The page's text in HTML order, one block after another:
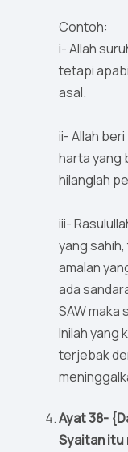
Contoh:
i- Allah
tetapi
asal.
ii- Allah
harta yang
hilanglah
iii-
yang
amalan
ada
SAW maka
Inilah yang
terjebak
Ayat 38-
Syaitan itu